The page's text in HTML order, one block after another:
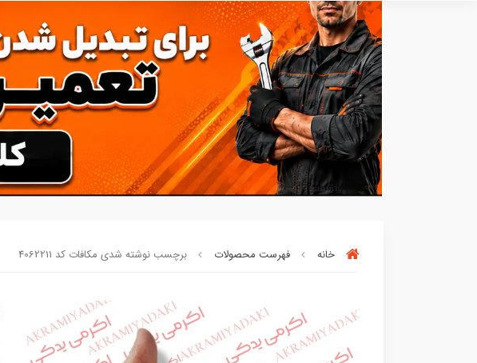
خانه فهرست محصولات برچسب نوشته شدی مکافات کد 4062211